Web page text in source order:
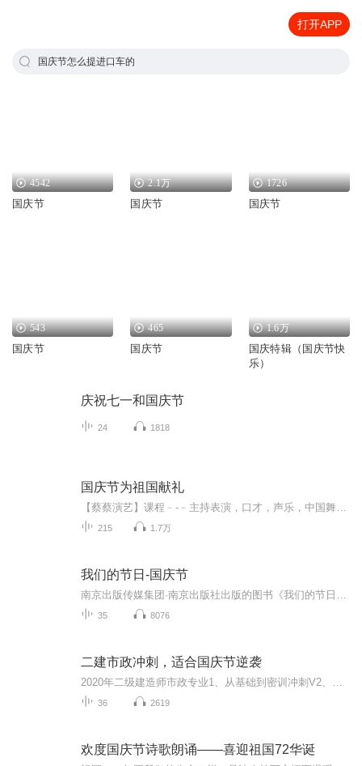
打开APP
国庆节怎么提进口车的
4542
国庆节
2.1万
国庆节
1726
国庆节
543
国庆节
465
国庆节
1.6万
国庆特辑（国庆节快
乐）
庆祝七一和国庆节
24 1818
国庆节为祖国献礼
215 1.7万
我们的节日-国庆节
35 8076
二建市政冲刺，适合国庆节逆袭
36 2619
欢度国庆节诗歌朗诵——喜迎祖国72华诞